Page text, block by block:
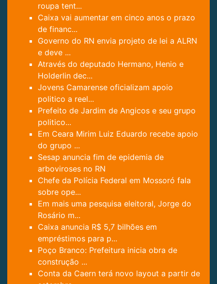
roupa tent...
Caixa vai aumentar em cinco anos o prazo
de financ...
Governo do RN envia projeto de lei a ALRN
e deve ...
Através do deputado Hermano, Henio e
Holderlin dec...
Jovens Camarense oficializam apoio
politico a reel...
Prefeito de Jardim de Angicos e seu grupo
politico...
Em Ceara Mirim Luiz Eduardo recebe apoio
do grupo ...
Sesap anuncia fim de epidemia de
arboviroses no RN
Chefe da Polícia Federal em Mossoró fala
sobre ope...
Em mais uma pesquisa eleitoral, Jorge do
Rosário m...
Caixa anuncia R$ 5,7 bilhões em
empréstimos para p...
Poço Branco: Prefeitura inicia obra de
construção ...
Conta da Caern terá novo layout a partir de